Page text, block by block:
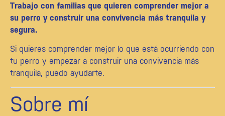
Trabajo con familias que quieren comprender mejor a
su perro y construir una convivencia más tranquila y
segura.
Si quieres comprender mejor lo que está ocurriendo con
tu perro y empezar a construir una convivencia más
tranquila, puedo ayudarte.
Sobre mí